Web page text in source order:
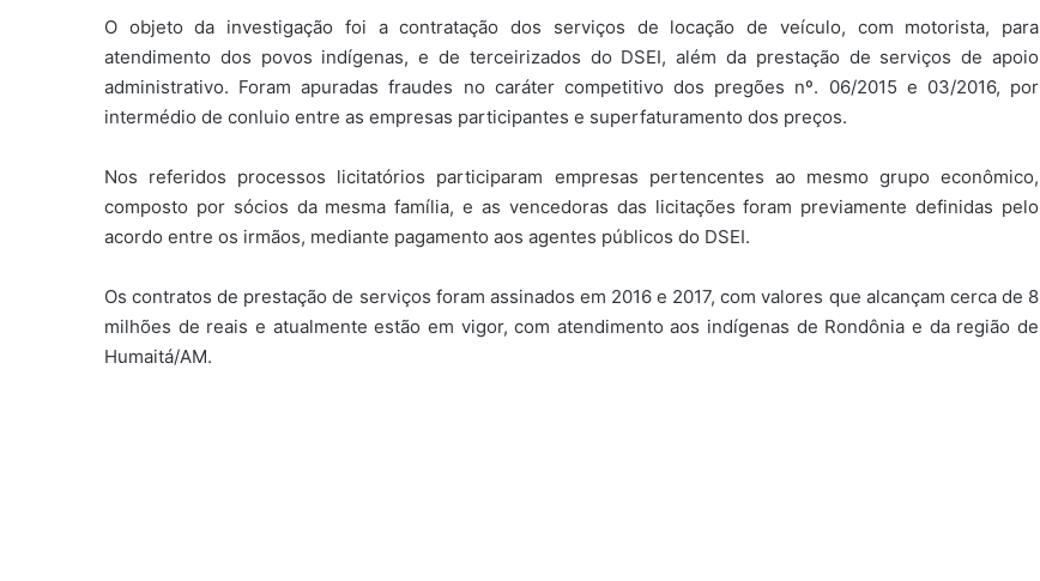
O objeto da investigação foi a contratação dos serviços de locação de veículo, com motorista, para
atendimento dos povos indígenas, e de terceirizados do DSEI, além da prestação de serviços de apoio
administrativo. Foram apuradas fraudes no caráter competitivo dos pregões nº. 06/2015 e 03/2016, por
intermédio de conluio entre as empresas participantes e superfaturamento dos preços.
Nos referidos processos licitatórios participaram empresas pertencentes ao mesmo grupo econômico,
composto por sócios da mesma família, e as vencedoras das licitações foram previamente definidas pelo
acordo entre os irmãos, mediante pagamento aos agentes públicos do DSEI.
Os contratos de prestação de serviços foram assinados em 2016 e 2017, com valores que alcançam cerca de 8
milhões de reais e atualmente estão em vigor, com atendimento aos indígenas de Rondônia e da região de
Humaitá/AM.